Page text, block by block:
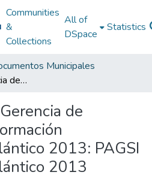
Communities
&
Collections
All of
DSpace
Statistics
Municipales
Plan de Acción Gerencia de Sistemas de Información Barranquilla Atlántico 2013: PAGSI Barranquilla Atlántico 2013
de
2013: PAGSI
2013